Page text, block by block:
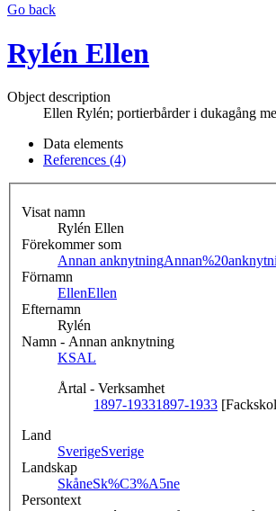
Go back
Rylén Ellen
Object description
Ellen Rylén; portierbårder i dukagång
Data elements
References (4)
Visat namn
Rylén Ellen
Förekommer som
Annan anknytning
Förnamn
EllenEllen
Efternamn
Rylén
Namn - Annan anknytning
KSAL
Årtal - Verksamhet
1897-19331897-1933
Land
SverigeSverige
Landskap
SkåneSk%C3%A5ne
Persontext